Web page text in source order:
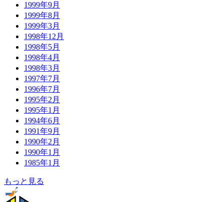
1999年9月
1999年8月
1999年3月
1998年12月
1998年5月
1998年4月
1998年3月
1997年7月
1996年7月
1995年2月
1995年1月
1994年6月
1991年9月
1990年2月
1990年1月
1985年1月
もっと見る